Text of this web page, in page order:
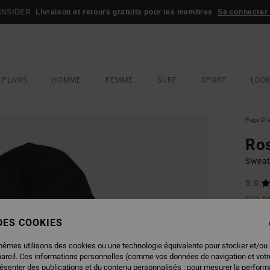
Livraison et retours gratuits pour les membres Se
PLANS HOMME FEMME SURF SPORT
Page
5.0
ECO-
BONS
COOKIES
utilisons des cookies ou une technologie équivalente pour stocker et/ou
Ces informations personnelles (comme vos données de navigation et
des publications et du contenu personnalisés ; pour mesurer la